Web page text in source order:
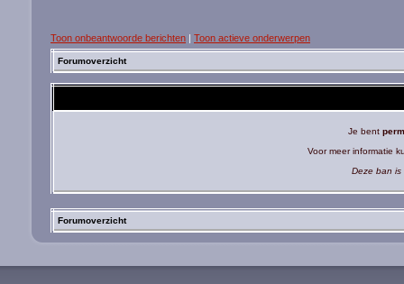
Toon onbeantwoorde berichten | Toon actieve onderwerpen
Forumoverzicht
Je bent
Voor meer informatie
Deze ban is
Forumoverzicht